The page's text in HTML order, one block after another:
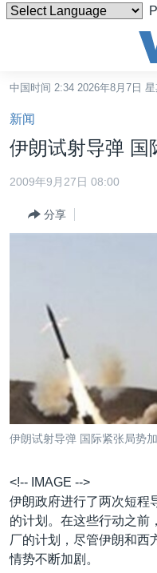
碍
链
接
转
容
索
中国
港澳
印太
中东
非洲
美洲
经济·金融·贸易
人权·法律·宗教
科教·文娱·体健
军事
劳工
美中关系
热点专题
白宫要闻
国会报道
美中关系
埃博拉疫情
美国之音专访
重要讲话与声明
台海两岸关系
VOA视频
VOA今日焦点
中文广播
中国时间 2:34 2026年8月7日 星
新闻
伊朗试射导弹 国
2009年9月27日 08:00
分享
伊朗试射导弹 国际紧张局势
<!-- IMAGE -->
伊朗政府进行了两次短程
的计划。在这些行动之前
厂的计划，尽管伊朗和西
情势不断加剧。